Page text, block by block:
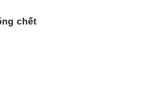
chết